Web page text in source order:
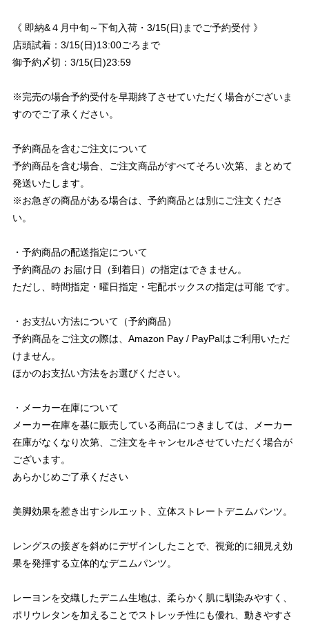
《 即納&４月中旬～下旬入荷・3/15(日)までご予約受付 》
店頭試着：3/15(日)13:00ごろまで
御予約〆切：3/15(日)23:59
※完売の場合予約受付を早期終了させていただく場合がございま
すのでご了承ください。
予約商品を含むご注文について
予約商品を含む場合、ご注文商品がすべてそろい次第、まとめて
発送いたします。
※お急ぎの商品がある場合は、予約商品とは別にご注文くださ
い。
・予約商品の配送指定について
予約商品の お届け日（到着日）の指定はできません。
ただし、時間指定・曜日指定・宅配ボックスの指定は可能 です。
・お支払い方法について（予約商品）
予約商品をご注文の際は、Amazon Pay / PayPalはご利用いただ
けません。
ほかのお支払い方法をお選びください。
・メーカー在庫について
メーカー在庫を基に販売している商品につきましては、メーカー
在庫がなくなり次第、ご注文をキャンセルさせていただく場合が
ございます。
あらかじめご了承ください
美脚効果を惹き出すシルエット、立体ストレートデニムパンツ。
レングスの接ぎを斜めにデザインしたことで、視覚的に細見え効
果を発揮する立体的なデニムパンツ。
レーヨンを交織したデニム生地は、柔らかく肌に馴染みやすく、
ポリウレタンを加えることでストレッチ性にも優れ、動きやすさ